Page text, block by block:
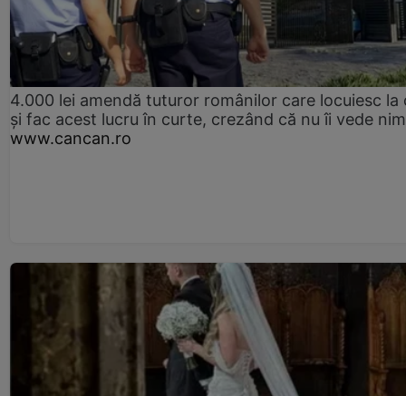
4.000 lei amendă tuturor românilor care locuiesc la
și fac acest lucru în curte, crezând că nu îi vede
www.cancan.ro